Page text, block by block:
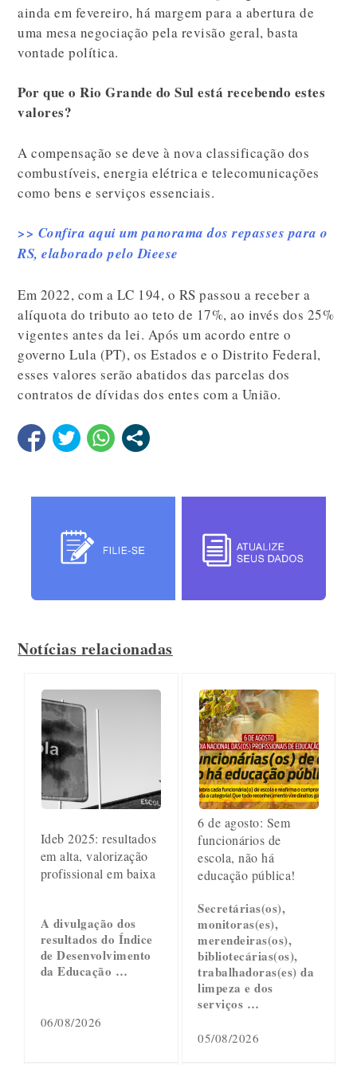
ainda em fevereiro, há margem para a abertura de
uma mesa negociação pela revisão geral, basta
vontade política.
Por que o Rio Grande do Sul está recebendo estes
valores?
A compensação se deve à nova classificação dos
combustíveis, energia elétrica e telecomunicações
como bens e serviços essenciais.
>> Confira aqui um panorama dos repasses para o
RS, elaborado pelo Dieese
Em 2022, com a LC 194, o RS passou a receber a
alíquota do tributo ao teto de 17%, ao invés dos 25%
vigentes antes da lei. Após um acordo entre o
governo Lula (PT), os Estados e o Distrito Federal,
esses valores serão abatidos das parcelas dos
contratos de dívidas dos entes com a União.
Notícias relacionadas
Ideb 2025: resultados
em alta, valorização
profissional em baixa
A divulgação dos
resultados do Índice
de Desenvolvimento
da Educação …
06/08/2026
6 de agosto: Sem
funcionários de
escola, não há
educação pública!
Secretárias(os),
monitoras(es),
merendeiras(os),
bibliotecárias(os),
trabalhadoras(es) da
limpeza e dos
serviços …
05/08/2026